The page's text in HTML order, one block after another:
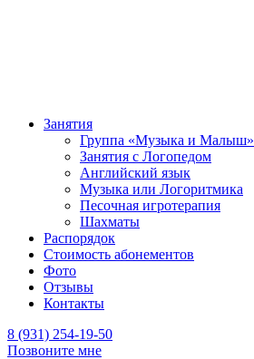
Занятия
Группа «Музыка и Малыш»
Занятия с Логопедом
Английский язык
Музыка или Логоритмика
Песочная игротерапия
Шахматы
Распорядок
Стоимость абонементов
Фото
Отзывы
Контакты
8 (931) 254-19-50
Позвоните мне